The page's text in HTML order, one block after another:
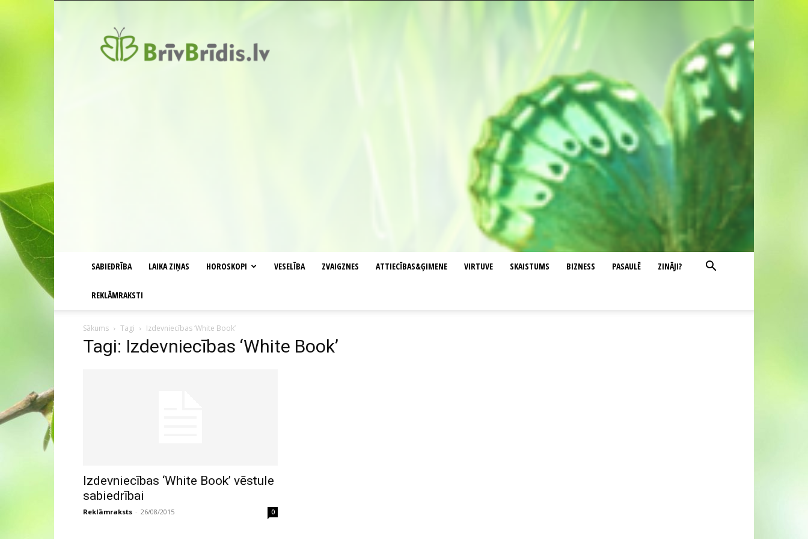
SABIEDRĪBA LAIKA ZIŅAS HOROSKOPI VESELĪBA ZVAIGZNES ATTIECĪBAS&ĢIMENE VIRTUVE SKAISTUMS BIZNESS PASAULĒ ZINĀJI?
REKLĀMRAKSTI
Sākums Tagi Izdevniecības ‘White Book’
Tagi: Izdevniecības ‘White Book’
Izdevniecības ‘White Book’ vēstule
sabiedrībai
Reklāmraksts - 26/08/2015 0